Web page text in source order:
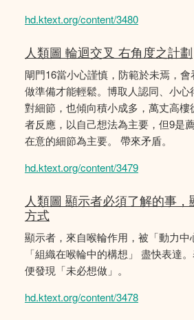
hd.ktext.org/content/3480
人類圖 輪迴交叉 右角度之計劃
閘門16當小心謹慎，防範於未焉，
做準備才能輕鬆。博取人認同、小
對細節，也傾向積小成多，萬丈高樓
者反應，以自己想法為主要，但9是
在意的細節為主要。 帶來矛盾。
hd.ktext.org/content/3479
人類圖 顯示者必須了解的事
方式
顯示者，來自喉輪作用，被「動力
「組織在喉輪中的構想」 盡快表達
便發現「未必想做」。
hd.ktext.org/content/3478